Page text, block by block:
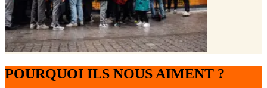
POURQUOI ILS NOUS AIMENT ?